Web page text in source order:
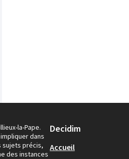
la-Pape.
dans
sujets précis,
des instances
Decidim
Accueil